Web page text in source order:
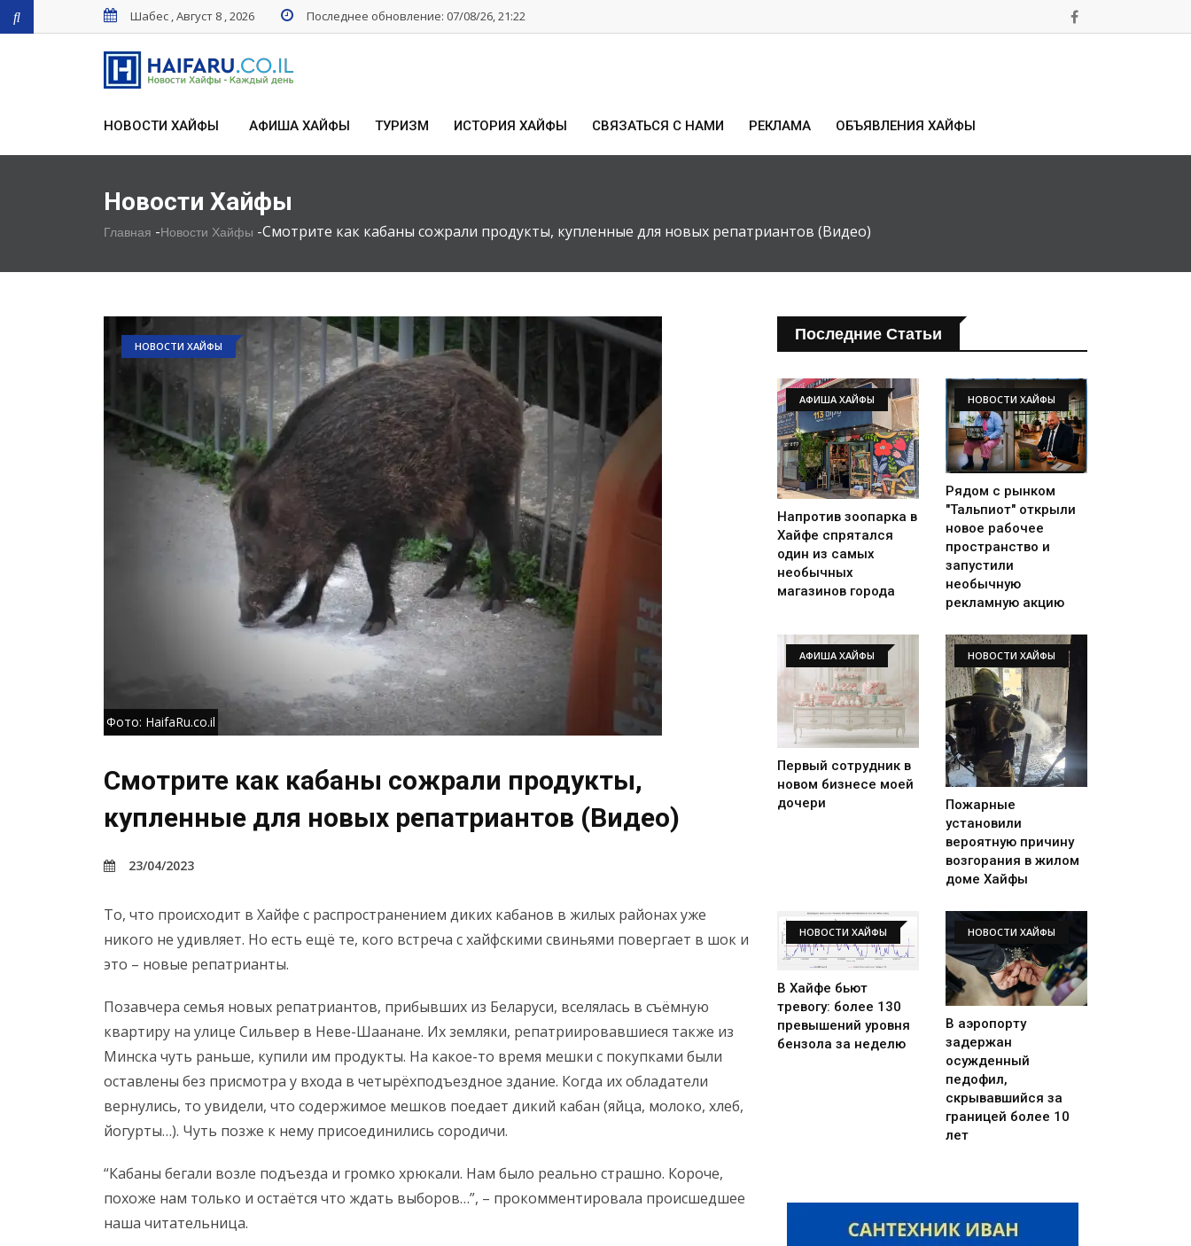
Шабес , Август 8 , 2026 Последнее обновление: 07/08/26, 21:22
НОВОСТИ ХАЙФЫ АФИША ХАЙФЫ ТУРИЗМ ИСТОРИЯ ХАЙФЫ СВЯЗАТЬСЯ С НАМИ РЕКЛАМА ОБЪЯВЛЕНИЯ ХАЙФЫ
Новости Хайфы
Главная -Новости Хайфы -Смотрите как кабаны сожрали продукты, купленные для новых репатриантов (Видео)
НОВОСТИ ХАЙФЫ
Фото: HaifaRu.co.il
Смотрите как кабаны сожрали продукты,
купленные для новых репатриантов (Видео)
23/04/2023
То, что происходит в Хайфе с распространением диких кабанов в жилых районах уже
никого не удивляет. Но есть ещё те, кого встреча с хайфскими свиньями повергает в шок и
это – новые репатрианты.
Позавчера семья новых репатриантов, прибывших из Беларуси, вселялась в съёмную
квартиру на улице Сильвер в Неве-Шаанане. Их земляки, репатриировавшиеся также из
Минска чуть раньше, купили им продукты. На какое-то время мешки с покупками были
оставлены без присмотра у входа в четырёхподъездное здание. Когда их обладатели
вернулись, то увидели, что содержимое мешков поедает дикий кабан (яйца, молоко, хлеб,
йогурты…). Чуть позже к нему присоединились сородичи.
“Кабаны бегали возле подъезда и громко хрюкали. Нам было реально страшно. Короче,
похоже нам только и остаётся что ждать выборов…”, – прокомментировала происшедшее
наша читательница.
Последние Статьи
АФИША ХАЙФЫ
Напротив зоопарка в
Хайфе спрятался
один из самых
необычных
магазинов города
НОВОСТИ ХАЙФЫ
Рядом с рынком
"Тальпиот" открыли
новое рабочее
пространство и
запустили
необычную
рекламную акцию
АФИША ХАЙФЫ
Первый сотрудник в
новом бизнесе моей
дочери
НОВОСТИ ХАЙФЫ
Пожарные
установили
вероятную причину
возгорания в жилом
доме Хайфы
НОВОСТИ ХАЙФЫ
В Хайфе бьют
тревогу: более 130
превышений уровня
бензола за неделю
НОВОСТИ ХАЙФЫ
В аэропорту
задержан
осужденный
педофил,
скрывавшийся за
границей более 10
лет